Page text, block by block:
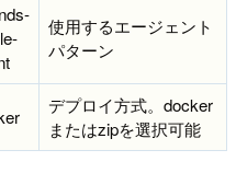
使用するエージェント
パターン
デプロイ方式。docker
またはzipを選択可能